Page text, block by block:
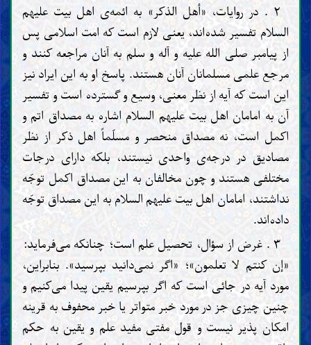
۲ . در روایات، «أهل الذكر» به ائمه‌ی اهل بیت علیهم
السلام تفسير شده‌اند، يعنى لازم است که امت اسلامى پس
از پيامبر صلى الله عليه و آله و سلم به آنان مراجعه كنند و
مرجع علمى مسلمانان آنان هستند. پاسخ او به این ایراد نیز
این است که آيه از نظر معنى، وسيع و گسترده است و تفسير
آن به امامان اهل بیت عليهم السلام اشاره به مصداق اتم و
اكمل است، نه مصداق منحصر و مسلّماً اهل ذكر از نظر
مصاديق در درجه‌ی واحدى نيستند، بلكه دارای درجات
مختلفى هستند و چون مخالفان به اين مصداق اكمل توجّه
نداشتند، امامان اهل بیت علیهم السلام به اين مصداق توجّه
داده‌اند.
۳ . غرض از سؤال، تحصيل علم است؛ چنانكه مى‌فرمايد:
«إن كنتم لا تعلمون»؛ «اگر نمى‌دانيد بپرسيد». بنابراين،
مورد آيه در جائى است كه اگر بپرسيم يقين پيدا مى‌كنيم و
چنين چيزى جز در مورد خبر متواتر يا خبر محفوف به قرينه
امكان پذير نيست و قول مفتى مفيد علم و يقين به حكم